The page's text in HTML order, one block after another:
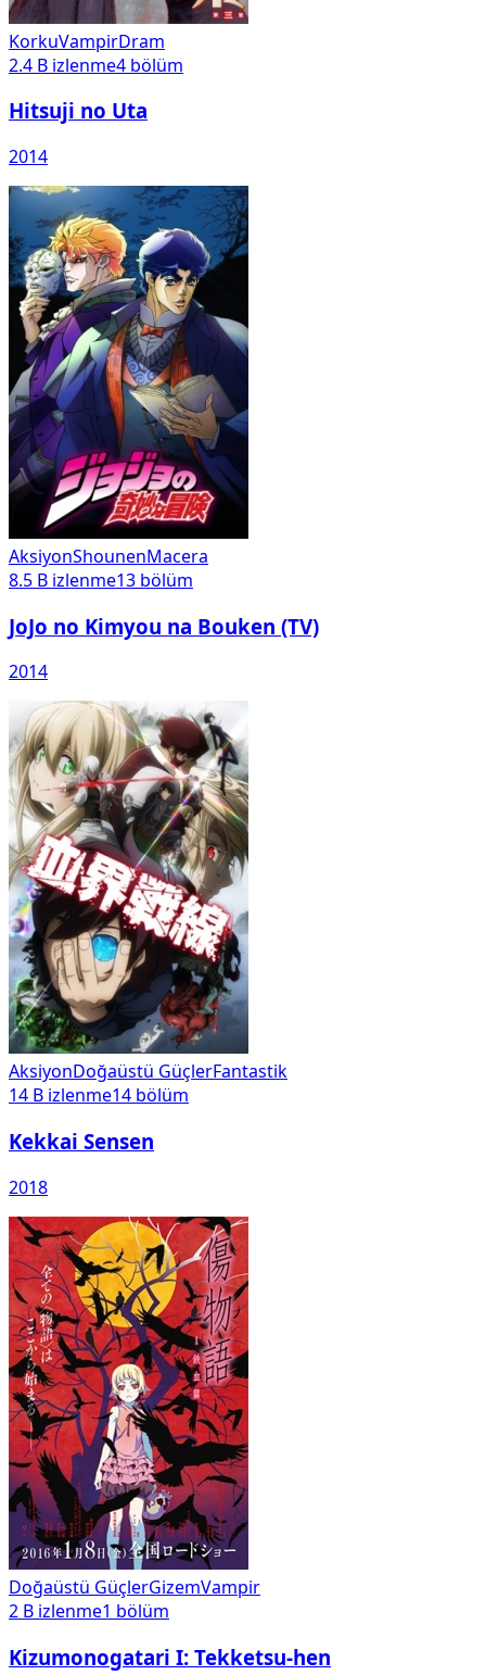
KorkuVampirDram
2.4 B izlenme4 bölüm
Hitsuji no Uta
2014
AksiyonShounenMacera
8.5 B izlenme13 bölüm
JoJo no Kimyou na Bouken (TV)
2014
AksiyonDoğaüstü GüçlerFantastik
14 B izlenme14 bölüm
Kekkai Sensen
2018
Doğaüstü GüçlerGizemVampir
2 B izlenme1 bölüm
Kizumonogatari I: Tekketsu-hen